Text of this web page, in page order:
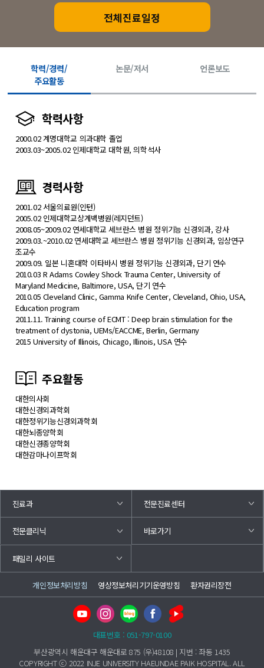
전체진료일정
학력/경력/
주요활동
논문/저서 언론보도
학력사항
2000.02 계명대학교 의과대학 졸업
2003.03~2005.02 인제대학교 대학원, 의학석사
경력사항
2001.02 서울의료원(인턴)
2005.02 인제대학교상계백병원(레지던트)
2008.05~2009.02 연세대학교 세브란스 병원 정위기능 신경외과, 강사
2009.03.~2010.02 연세대학교 세브란스 병원 정위기능 신경외과, 임상연구
조교수
2009.09. 일본 니혼대학 이타바시 병원 정위기능 신경외과, 단기 연수
2010.03 R Adams Cowley Shock Trauma Center, University of
Maryland Medicine, Baltimore, USA, 단기 연수
2010.05 Cleveland Clinic, Gamma Knife Center, Cleveland, Ohio, USA,
Education program
2011.11. Training course of ECMT : Deep brain stimulation for the
treatment of dystonia, UEMs/EACCME, Berlin, Germany
2015 University of Illinois, Chicago, Illinois, USA 연수
주요활동
대한의사회
대한신경외과학회
대한정위기능신경외과학회
대한뇌종양학회
대한신경종양학회
대한감마나이프학회
진료과 전문진료센터
전문클리닉 바로가기
패밀리 사이트
개인정보처리방침 영상정보처리기기운영방침 환자권리장전
대표번호 : 051-797-0100
부산광역시 해운대구 해운대로 875 (우)48108 | 지번 : 좌동 1435
COPYRIGHT ⓒ 2022 INJE UNIVERSITY HAEUNDAE PAIK HOSPITAL. ALL